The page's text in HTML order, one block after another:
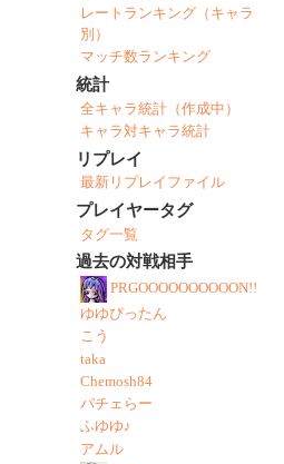
レートランキング（キャラ
別）
マッチ数ランキング
統計
全キャラ統計（作成中）
キャラ対キャラ統計
リプレイ
最新リプレイファイル
プレイヤータグ
タグ一覧
過去の対戦相手
PRGOOOOOOOOOON!!
ゆゆぴったん
こう
taka
Chemosh84
パチェらー
ふゆゆ♪
アムル